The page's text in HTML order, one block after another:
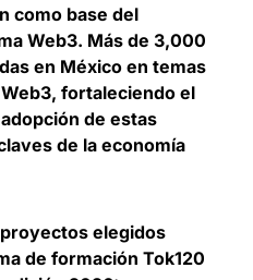
como base del
Web3. Más de 3,000
en México en temas
, fortaleciendo el
de estas
de la economía
elegidos
de formación Tok120